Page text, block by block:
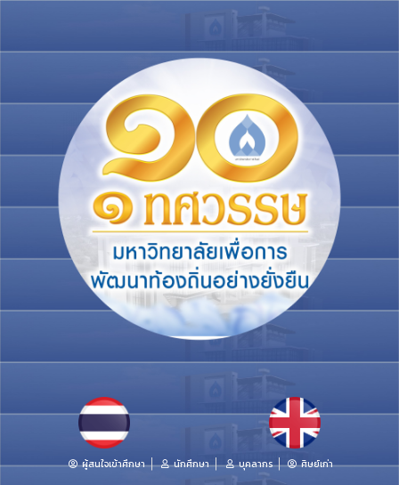
ผู้สนใจเข้าศึกษา นักศึกษา บุคลากร ศิษย์เก่า